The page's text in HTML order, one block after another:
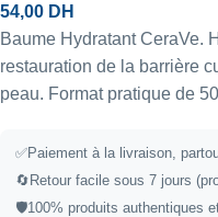
54,00 DH
Baume Hydratant CeraVe.
restauration de la barrière
peau. Format pratique de
✅Paiement à la livraison,
🔄 Retour facile sous 7 jours
🛡️100% produits authentiques